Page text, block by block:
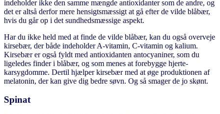
indeholder ikke den samme mængde antioxidanter som de andre, og
det er altså derfor mere hensigtsmæssigt at gå efter de vilde blåbær,
hvis du går op i det sundhedsmæssige aspekt.
Har du ikke held med at finde de vilde blåbær, kan du også overveje
kirsebær, der både indeholder A-vitamin, C-vitamin og kalium.
Kirsebær er også fyldt med antioxidanten antocyaniner, som du
ligeledes finder i blåbær, og som menes at forebygge hjerte-
karsygdomme. Dertil hjælper kirsebær med at øge produktionen af
melatonin, der kan give dig bedre søvn. Og så smager de jo skønt.
Spinat